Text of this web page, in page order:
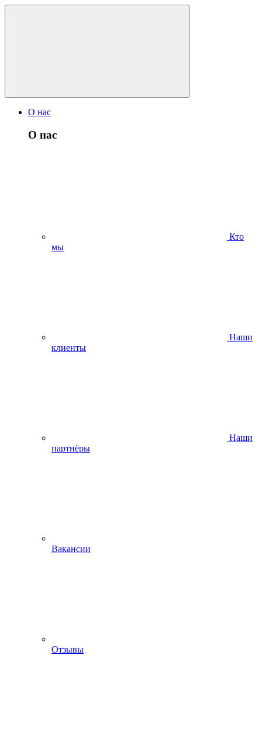
О нас
О нас
Кто
мы
Наши
клиенты
Наши
партнёры
Вакансии
Отзывы